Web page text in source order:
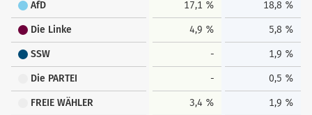
AfD 17,1 % 18,8 %
Die Linke 4,9 % 5,8 %
SSW - 1,9 %
Die PARTEI - 0,5 %
FREIE WÄHLER 3,4 % 1,9 %